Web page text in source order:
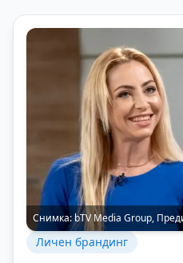
Снимка:bTV Media Group,
Личен брандинг